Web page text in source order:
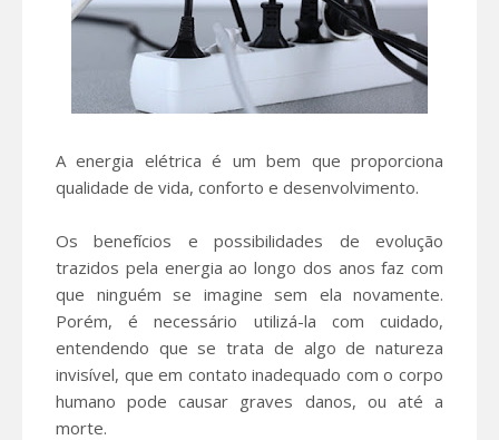
A energia elétrica é um bem que proporciona
qualidade de vida, conforto e desenvolvimento.
Os benefícios e possibilidades de evolução
trazidos pela energia ao longo dos anos faz com
que ninguém se imagine sem ela novamente.
Porém, é necessário utilizá-la com cuidado,
entendendo que se trata de algo de natureza
invisível, que em contato inadequado com o corpo
humano pode causar graves danos, ou até a
morte.